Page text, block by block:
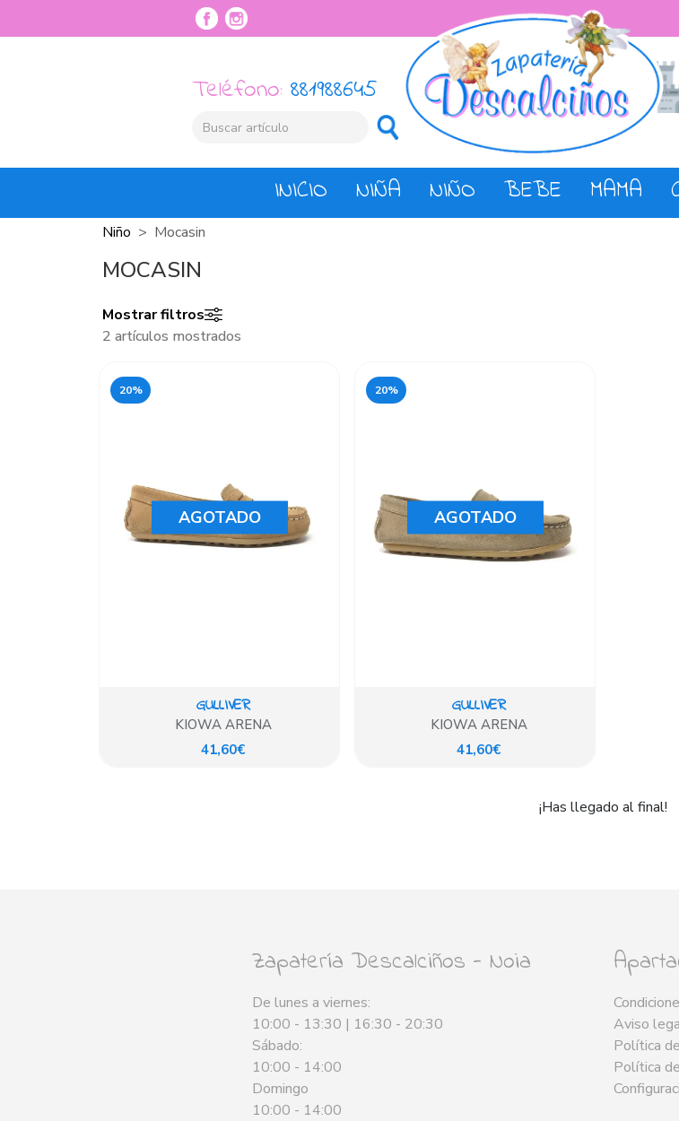
Teléfono: 881988645
INICIO NIÑA NIÑO BEBE MAMA
Niño Mocasin
MOCASIN
Mostrar filtros
2 artículos mostrados
20%
AGOTADO
GULLIVER
KIOWA ARENA
41,60€
20%
AGOTADO
GULLIVER
KIOWA ARENA
41,60€
¡Has llegado al final!
Zapatería Descalciños - Noia
De lunes a viernes:
10:00 - 13:30 | 16:30 - 20:30
Sábado:
10:00 - 14:00
Domingo
10:00 - 14:00
Aviso
Política
Política